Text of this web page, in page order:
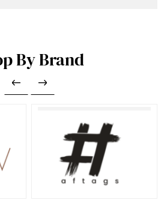
By Brand